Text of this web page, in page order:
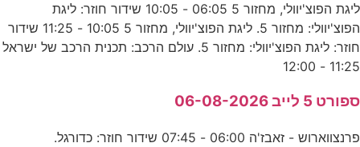
ליגת הפוצ'יוולי, מחזור 5 06:05 - 10:05 שידור חוזר: ליגת
הפוצ'יוולי: מחזור 5. ליגת הפוצ'יוולי, מחזור 5 10:05 - 11:25 שידור
חוזר: ליגת הפוצ'יוולי: מחזור 5. עולם הרכב: תכנית הרכב של ישראל
11:25 - 12:00
ספורט 5 לייב 06-08-2026
פרנצווארוש - זאבז'ה 06:00 - 07:45 שידור חוזר: כדורגל.